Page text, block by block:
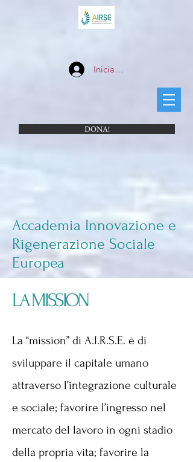
Iniciar sesión
DONA!
Accademia Innovazione e
Rigenerazione Sociale
Europea
LA MISSION
La “mission” di A.I.R.S.E. è di
sviluppare il capitale umano
attraverso l’integrazione culturale
e sociale; favorire l’ingresso nel
mercato del lavoro in ogni stadio
della propria vita; favorire la